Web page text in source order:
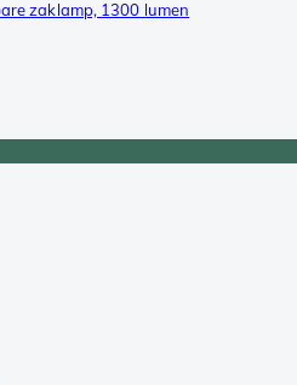
zaklamp, 1300 lumen